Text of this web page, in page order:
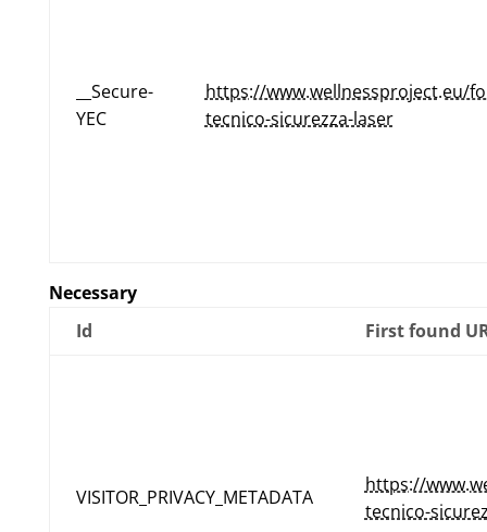
__Secure-
YEC
https://www.wellnessproject.eu/
tecnico-sicurezza-laser
Necessary
Id
First found
VISITOR_PRIVACY_METADATA
https://
tecnico-